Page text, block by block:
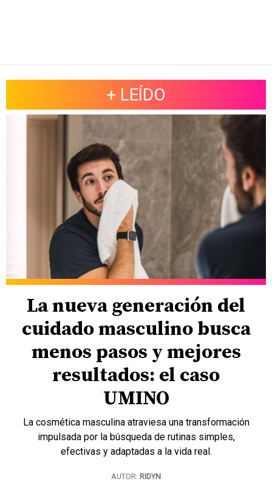
+ LEÍDO
La nueva generación del
cuidado masculino busca
menos pasos y mejores
resultados: el caso
UMINO
La cosmética masculina atraviesa una transformación
impulsada por la búsqueda de rutinas simples,
efectivas y adaptadas a la vida real.
AUTOR: RIDYN